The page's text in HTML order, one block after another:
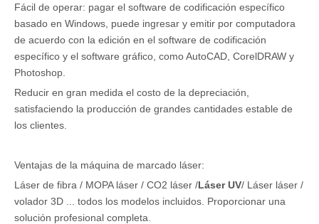
Fácil de operar: pagar el software de codificación específico
basado en Windows, puede ingresar y emitir por computadora
de acuerdo con la edición en el software de codificación
específico y el software gráfico, como AutoCAD, CorelDRAW y
Photoshop.
Reducir en gran medida el costo de la depreciación,
satisfaciendo la producción de grandes cantidades estable de
los clientes.
Ventajas de la máquina de marcado láser:
Láser de fibra / MOPA láser / CO2 láser /Láser UV/ Láser láser /
volador 3D ... todos los modelos incluidos. Proporcionar una
solución profesional completa.